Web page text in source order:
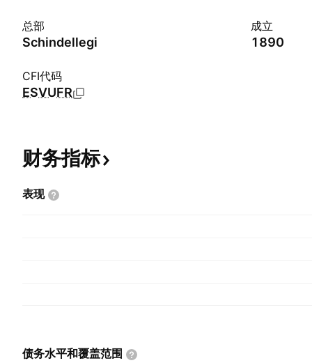
总部
Schindellegi
成立
1890
CFI代码
ESVUFR
财务指标
表现
债务水平和覆盖范围